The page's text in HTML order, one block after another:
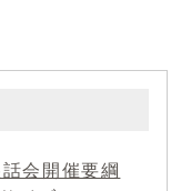
会開催要綱